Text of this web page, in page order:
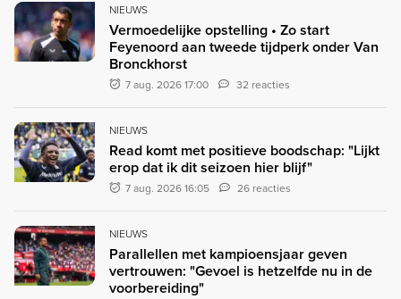
NIEUWS
Vermoedelijke opstelling • Zo start
Feyenoord aan tweede tijdperk onder Van
Bronckhorst
7 aug. 2026 17:00 32 reacties
NIEUWS
Read komt met positieve boodschap: "Lijkt
erop dat ik dit seizoen hier blijf"
7 aug. 2026 16:05 26 reacties
NIEUWS
Parallellen met kampioensjaar geven
vertrouwen: "Gevoel is hetzelfde nu in de
voorbereiding"